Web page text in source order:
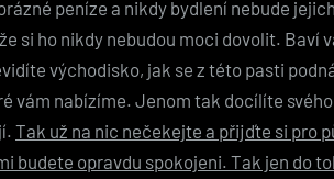
peníze a nikdy bydlení nebude
si ho nikdy nebudou moci dovolit. Baví
východisko, jak se z této pasti
vám nabízíme. Jenom tak docílíte
Tak už na nic nečekejte a přijďte si pro
budete opravdu spokojeni. Tak jen do